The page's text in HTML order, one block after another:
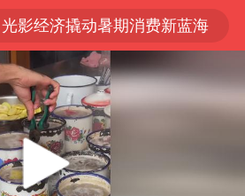
光影经济撬动暑期消费新蓝海
微信又有新功能，你可以“撤回”你的撤回了！